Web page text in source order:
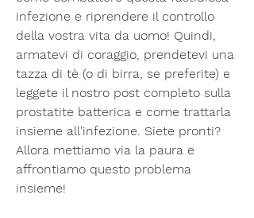
infezione e riprendere il controllo
della vostra vita da uomo! Quindi,
armatevi di coraggio, prendetevi una
tazza di tè (o di birra, se preferite) e
leggete il nostro post completo sulla
prostatite batterica e come trattarla
insieme all'infezione. Siete pronti?
Allora mettiamo via la paura e
affrontiamo questo problema
insieme!